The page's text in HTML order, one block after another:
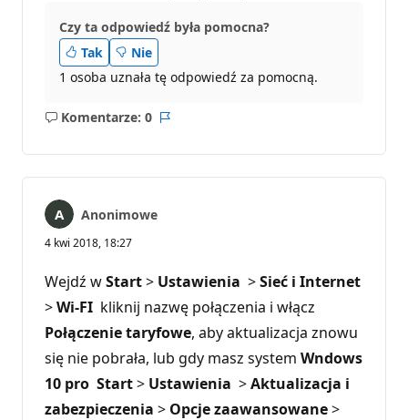
Czy ta odpowiedź była pomocna?
Tak
Nie
1 osoba uznała tę odpowiedź za pomocną.
Komentarze: 0
Brak
Anonimowe
4 kwi 2018, 18:27
Wejdź wStart> Ustawienia >Sieć i Internet
>Wi-FI kliknij nazwę połączenia i włącz
Połączenie taryfowe, aby aktualizacja znowu
się nie pobrała, lub gdy masz system Wndows
10 pro Start> Ustawienia >Aktualizacja i
zabezpieczenia > Opcje zaawansowane>